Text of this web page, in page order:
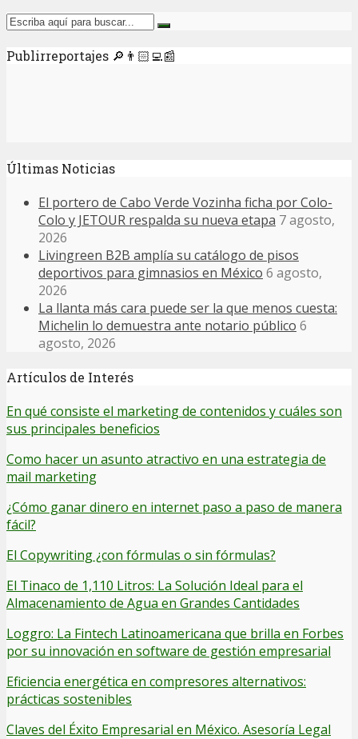
Publirreportajes 🔎👨🏻‍💻📰
Últimas Noticias
El portero de Cabo Verde Vozinha ficha por Colo-
Colo y JETOUR respalda su nueva etapa 7 agosto,
2026
Livingreen B2B amplía su catálogo de pisos
deportivos para gimnasios en México 6 agosto,
2026
La llanta más cara puede ser la que menos cuesta:
Michelin lo demuestra ante notario público 6
agosto, 2026
Artículos de Interés
En qué consiste el marketing de contenidos y cuáles son
sus principales beneficios
Como hacer un asunto atractivo en una estrategia de
mail marketing
¿Cómo ganar dinero en internet paso a paso de manera
fácil?
El Copywriting ¿con fórmulas o sin fórmulas?
El Tinaco de 1,110 Litros: La Solución Ideal para el
Almacenamiento de Agua en Grandes Cantidades
Loggro: La Fintech Latinoamericana que brilla en Forbes
por su innovación en software de gestión empresarial
Eficiencia energética en compresores alternativos:
prácticas sostenibles
Claves del Éxito Empresarial en México. Asesoría Legal